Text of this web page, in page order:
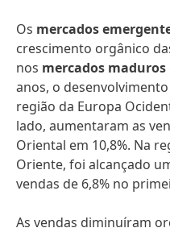
Os mercados
crescimento orgânico
nos mercados maduros
anos, o
região da Europa
lado, aumentaram as
Oriental em 10,8%. Na
Oriente, foi alcançado
vendas de 6,8% no
As vendas diminuíram